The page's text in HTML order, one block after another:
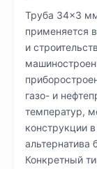
Труба 34×3
применяется
и
газо- и
температур,
конструкции
альтернатива
Конкретный